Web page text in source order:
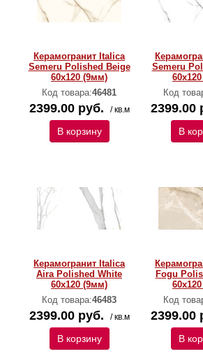
Керамогранит Italica
Semeru Polished Beige
60х120 (9мм)
Код товара:46481
2399.00 руб. / кв.м
В корзину
Semeru
Код
2399.00
В
Керамогранит Italica
Aira Polished White
60х120 (9мм)
Код товара:46483
2399.00 руб. / кв.м
В корзину
Fogu
Код
2399.00
В